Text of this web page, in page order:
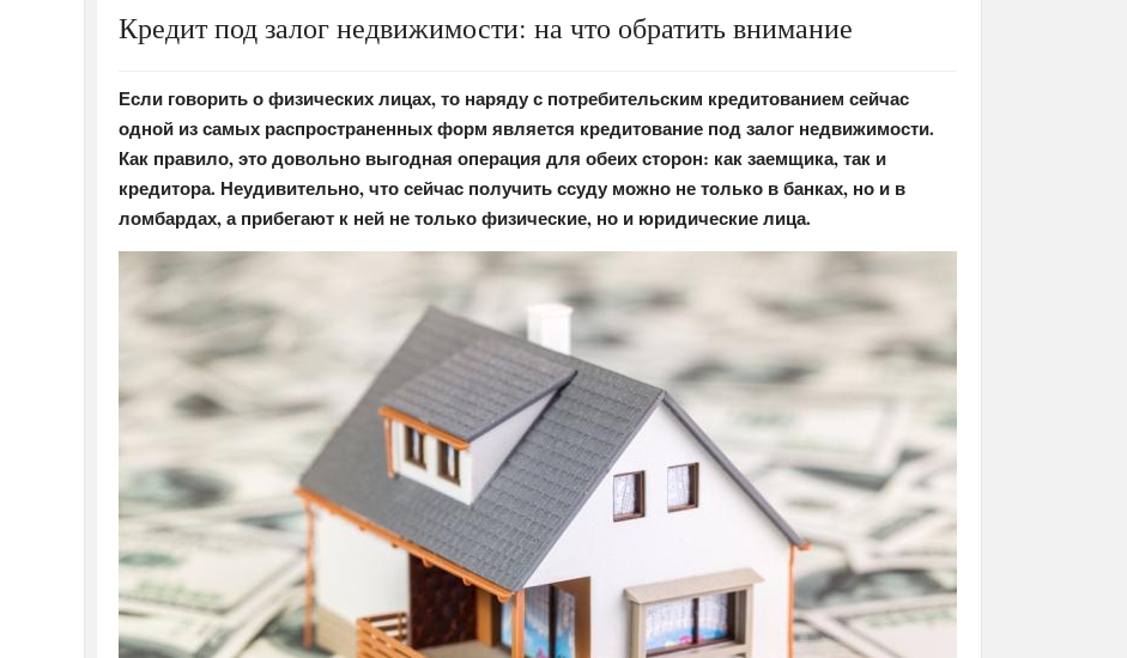
Кредит под залог недвижимости: на что обратить внимание
Если говорить о физических лицах, то наряду с потребительским кредитованием сейчас
одной из самых распространенных форм является кредитование под залог недвижимости.
Как правило, это довольно выгодная операция для обеих сторон: как заемщика, так и
кредитора. Неудивительно, что сейчас получить ссуду можно не только в банках, но и в
ломбардах, а прибегают к ней не только физические, но и юридические лица.